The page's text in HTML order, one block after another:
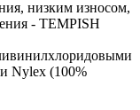
низким износом,
- TEMPISH
Nylex (100%